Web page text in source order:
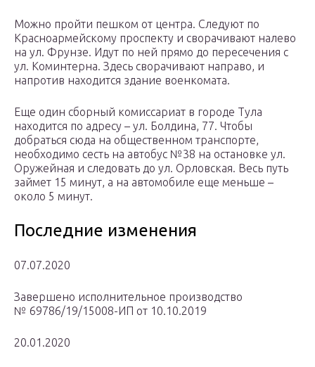
Можно пройти пешком от центра. Следуют по
Красноармейскому проспекту и сворачивают налево
на ул. Фрунзе. Идут по ней прямо до пересечения с
ул. Коминтерна. Здесь сворачивают направо, и
напротив находится здание военкомата.
Еще один сборный комиссариат в городе Тула
находится по адресу – ул. Болдина, 77. Чтобы
добраться сюда на общественном транспорте,
необходимо сесть на автобус №38 на остановке ул.
Оружейная и следовать до ул. Орловская. Весь путь
займет 15 минут, а на автомобиле еще меньше –
около 5 минут.
Последние изменения
07.07.2020
Завершено исполнительное производство
№ 69786/19/15008-ИП от 10.10.2019
20.01.2020